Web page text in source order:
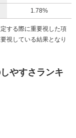
1.78%
する際に重要視した項
視している結果となり
やすさランキ